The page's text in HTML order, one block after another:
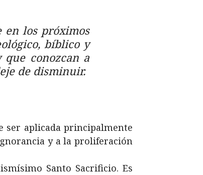
en los próximos
bíblico y
conozcan a
de disminuir.
ser aplicada principalmente
y a la proliferación
Santo Sacrificio. Es